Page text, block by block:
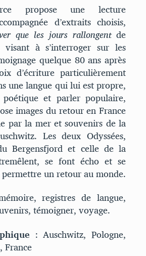
propose une lecture
d’extraits choisis,
que les jours rallongent de
visant à s’interroger sur les
quelque 80 ans après
d’écriture particulièrement
une langue qui lui est propre,
et parler populaire,
images du retour en France
par la mer et souvenirs de la
Les deux Odyssées,
Bergensfjord et celle de la
se font écho et se
un retour au monde.
registres de langue,
témoigner, voyage.
: Auschwitz, Pologne,
France